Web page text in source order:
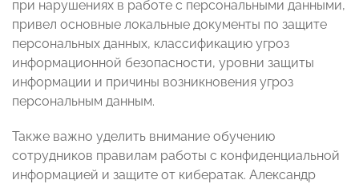
при нарушениях в работе с персональными данными,
привел основные локальные документы по защите
персональных данных, классификацию угроз
информационной безопасности, уровни защиты
информации и причины возникновения угроз
персональным данным.
Также важно уделить внимание обучению
сотрудников правилам работы с конфиденциальной
информацией и защите от кибератак. Александр